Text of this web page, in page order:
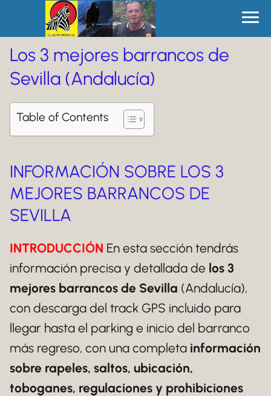
Los 3 mejores barrancos de
Sevilla (Andalucía)
Table of Contents
INFORMACIÓN SOBRE LOS 3
MEJORES BARRANCOS DE
SEVILLA
INTRODUCCIÓN En esta sección tendrás
información precisa y detallada de los 3
mejores barrancos de Sevilla (Andalucía),
con descarga del track GPS incluido para
llegar hasta el parking e inicio del barranco
más regreso, con una completa información
sobre rapeles, saltos, ubicación,
toboganes, regulaciones y prohibiciones